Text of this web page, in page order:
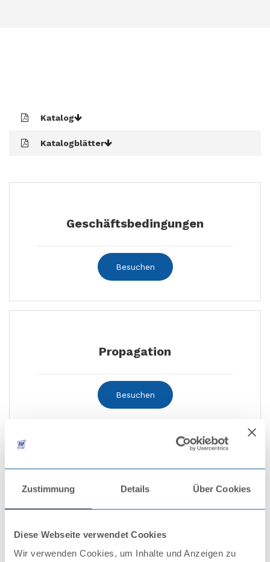
Zustimmung Details Über Cookies
Diese Webseite verwendet Cookies
Wir verwenden Cookies, um Inhalte und Anzeigen zu
Katalog
Katalogblätter
Geschäftsbedingungen
Besuchen
Propagation
Besuchen